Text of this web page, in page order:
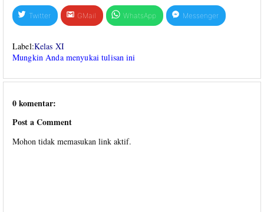
Twitter GMail WhatsApp Messenger
Label:Kelas XI
Mungkin Anda menyukai tulisan ini
0 komentar:
Post a Comment
Mohon tidak memasukan link aktif.